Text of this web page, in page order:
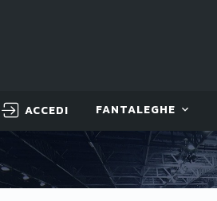
ACCEDI FANTALEGHE